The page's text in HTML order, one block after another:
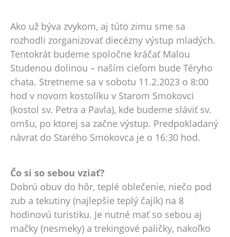
Ako už býva zvykom, aj túto zimu sme sa
rozhodli zorganizovať diecézny výstup mladých.
Tentokrát budeme spoločne kráčať Malou
Studenou dolinou – naším cieľom bude Téryho
chata. Stretneme sa v sobotu 11.2.2023 o 8:00
hod v novom kostolíku v Starom Smokovci
(kostol sv. Petra a Pavla), kde budeme sláviť sv.
omšu, po ktorej sa začne výstup. Predpokladaný
návrat do Starého Smokovca je o 16:30 hod.
Čo si so sebou vziať?
Dobrú obuv do hôr, teplé oblečenie, niečo pod
zub a tekutiny (najlepšie teplý čajík) na 8
hodinovú turistiku. Je nutné mať so sebou aj
mačky (nesmeky) a trekingové paličky, nakoľko